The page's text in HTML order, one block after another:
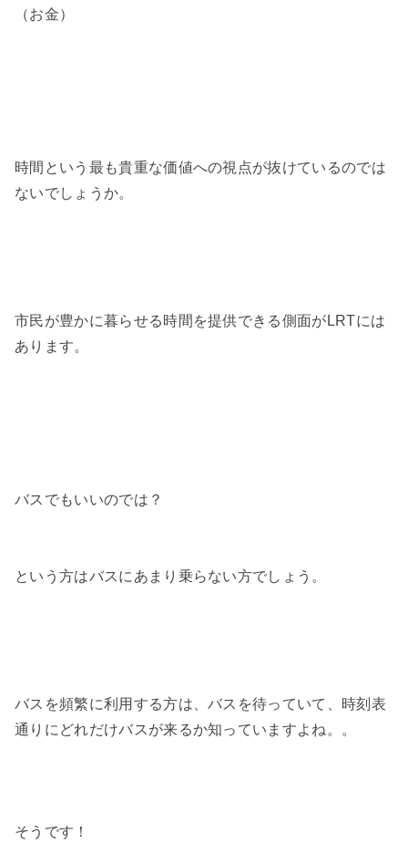
（お金）
時間という最も貴重な価値への視点が抜けているのでは
ないでしょうか。
市民が豊かに暮らせる時間を提供できる側面がLRTには
あります。
バスでもいいのでは？
という方はバスにあまり乗らない方でしょう。
バスを頻繁に利用する方は、バスを待っていて、時刻表
通りにどれだけバスが来るか知っていますよね。。
そうです！